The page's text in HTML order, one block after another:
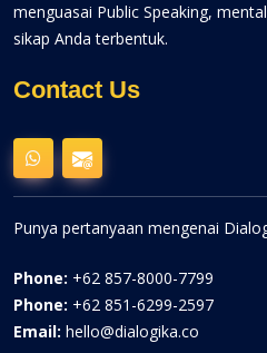
menguasai Public Speaking,
sikap Anda terbentuk.
Contact Us
Punya pertanyaan mengenai
Phone: +62 857-8000-7799
Phone: +62 851-6299-2597
Email: hello@dialogika.co